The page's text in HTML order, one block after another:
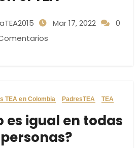
Mar 17, 2022
0
TEA en Colombia PadresTEA TEA
es igual en todas